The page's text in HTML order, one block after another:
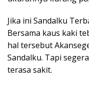
Jika ini Sandalku
Bersama kaus kaki
hal tersebut
Sandalku. Tapi
terasa sakit.